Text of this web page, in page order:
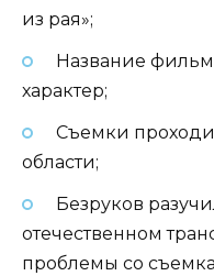
из рая»;
Название
характер;
Съемки
области;
Безруков
отечественном
проблемы со